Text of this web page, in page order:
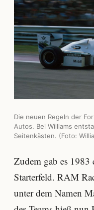
Die neuen Regeln der
Autos. Bei Williams
Seitenkästen. (Foto:
Zudem gab es 1983
Starterfeld. RAM
unter dem Namen